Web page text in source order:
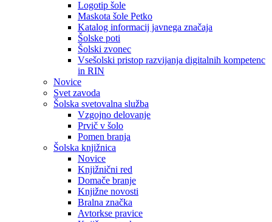
Logotip šole
Maskota šole Petko
Katalog informacij javnega značaja
Šolske poti
Šolski zvonec
Vsešolski pristop razvijanja digitalnih kompetenc
in RIN
Novice
Svet zavoda
Šolska svetovalna služba
Vzgojno delovanje
Prvič v šolo
Pomen branja
Šolska knjižnica
Novice
Knjižnični red
Domače branje
Knjižne novosti
Bralna značka
Avtorkse pravice